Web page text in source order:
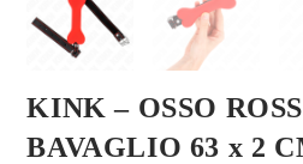
KINK – OSSO
BAVAGLIO 63 x 2